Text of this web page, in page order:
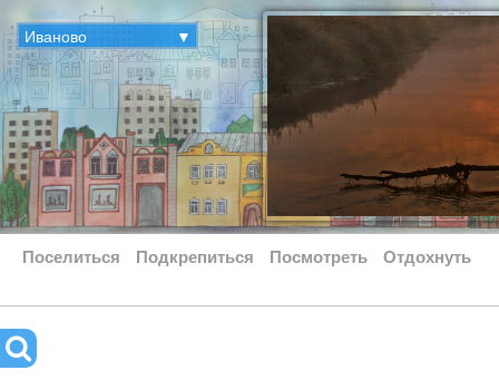
Иваново ▼
Поселиться Подкрепиться Посмотреть Отдохнуть